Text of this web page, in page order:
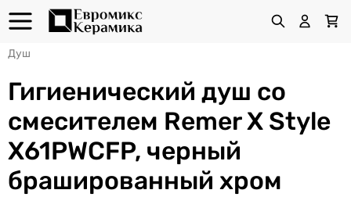
Душ
Гигиенический душ со
смесителем Remer X Style
X61PWCFP, черный
брашированный хром